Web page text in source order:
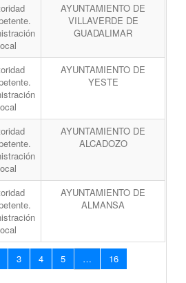
AYUNTAMIENTO DE
VILLAVERDE DE
GUADALIMAR
AYUNTAMIENTO DE
YESTE
AYUNTAMIENTO DE
ALCADOZO
AYUNTAMIENTO DE
ALMANSA
3 4 5 …
16